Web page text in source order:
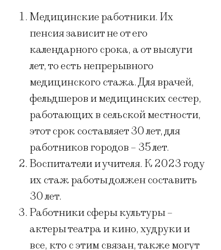
Медицинские работники. Их
пенсия зависит не от его
календарного срока, а от выслуги
лет, то есть непрерывного
медицинского стажа. Для врачей,
фельдшеров и медицинских сестер,
работающих в сельской местности,
этот срок составляет 30 лет, для
работников городов – 35 лет.
Воспитатели и учителя. К 2023 году
их стаж работы должен составить
30 лет.
Работники сферы культуры –
актеры театра и кино, худруки и
все, кто с этим связан, также могут